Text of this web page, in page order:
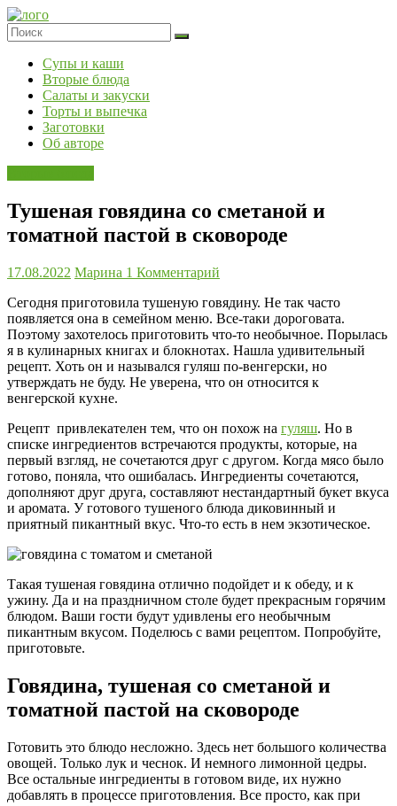
Skip
to
content
Супы и каши
Вторые блюда
Салаты и закуски
Торты и выпечка
Заготовки
Об авторе
Тушеная говядина со сметаной и
томатной пастой в сковороде
17.08.2022 Марина 1 Комментарий
Сегодня приготовила тушеную говядину. Не так часто
появляется она в семейном меню. Все-таки дороговата.
Поэтому захотелось приготовить что-то необычное. Порылась
я в кулинарных книгах и блокнотах. Нашла удивительный
рецепт. Хоть он и назывался гуляш по-венгерски, но
утверждать не буду. Не уверена, что он относится к
венгерской кухне.
Рецепт привлекателен тем, что он похож на гуляш. Но в
списке ингредиентов встречаются продукты, которые, на
первый взгляд, не сочетаются друг с другом. Когда мясо было
готово, поняла, что ошибалась. Ингредиенты сочетаются,
дополняют друг друга, составляют нестандартный букет вкуса
и аромата. У готового тушеного блюда диковинный и
приятный пикантный вкус. Что-то есть в нем экзотическое.
Такая тушеная говядина отлично подойдет и к обеду, и к
ужину. Да и на праздничном столе будет прекрасным горячим
блюдом. Ваши гости будут удивлены его необычным
пикантным вкусом. Поделюсь с вами рецептом. Попробуйте,
приготовьте.
Говядина, тушеная со сметаной и
томатной пастой на сковороде
Готовить это блюдо несложно. Здесь нет большого количества
овощей. Только лук и чеснок. И немного лимонной цедры.
Все остальные ингредиенты в готовом виде, их нужно
добавлять в процессе приготовления. Все просто, как при